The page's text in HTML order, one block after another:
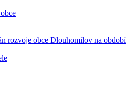
rozvoje obce Dlouhomilov na období